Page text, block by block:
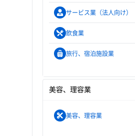
サービス業（法人向け）
飲食業
旅行、宿泊施設業
美容、理容業
美容、理容業